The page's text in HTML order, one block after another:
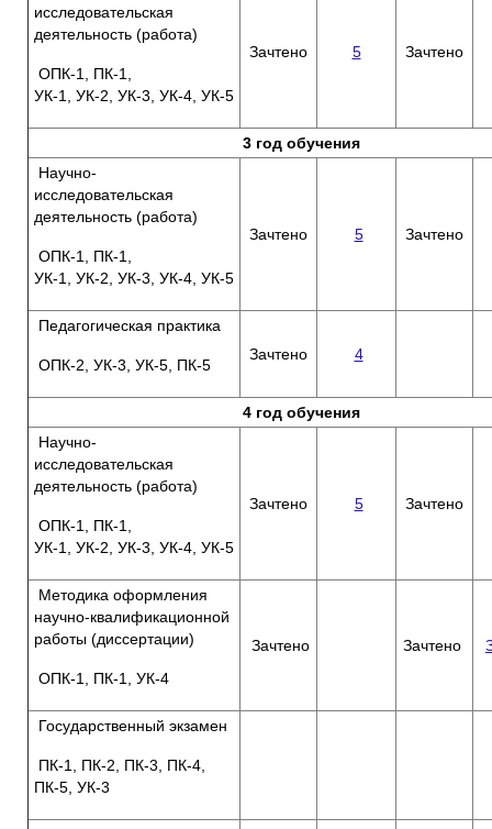
исследовательская
деятельность (работа)
ОПК-1, ПК-1,
УК-1, УК-2, УК-3, УК-4, УК-5
Зачтено 5 Зачтено
3 год обучения
Научно-
исследовательская
деятельность (работа)
ОПК-1, ПК-1,
УК-1, УК-2, УК-3, УК-4, УК-5
Зачтено 5 Зачтено
Педагогическая практика
ОПК-2, УК-3, УК-5, ПК-5
Зачтено 4
4 год обучения
Научно-
исследовательская
деятельность (работа)
ОПК-1, ПК-1,
УК-1, УК-2, УК-3, УК-4, УК-5
Зачтено 5 Зачтено
Методика оформления
научно-квалификационной
работы (диссертации)
ОПК-1, ПК-1, УК-4
Зачтено Зачтено
Государственный экзамен
ПК-1, ПК-2, ПК-3, ПК-4,
ПК-5, УК-3